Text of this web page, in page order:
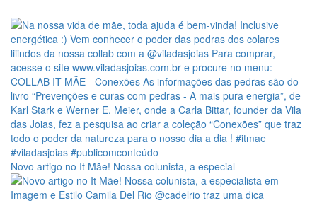
Novo artigo no It Mãe! Nossa colunista, a especial